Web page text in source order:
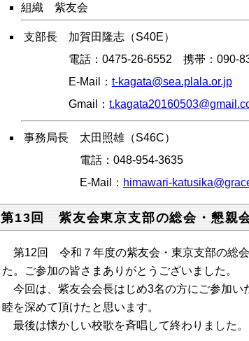
組織紫友会
支部長 加賀田隆志（S40E）
電話：0475-26-6552 携帯：090-
E-Mail
： t-kagata@sea.plala.or.jp
Gmail
：
事務局長 太田照雄（S46C）
電話：048-954-3635
E-Mail
： himawari-
第13回 紫友会東京支部の総会・懇親
第12回 令和７年度の紫友会・東京支部の総
た。ご参加の皆さまありがとうございました。
今回は、紫友会会長はじめ3名の方にご参加い
睦を深めて頂けたと思います。
最後は懐かしい校歌を斉唱して終わりました。